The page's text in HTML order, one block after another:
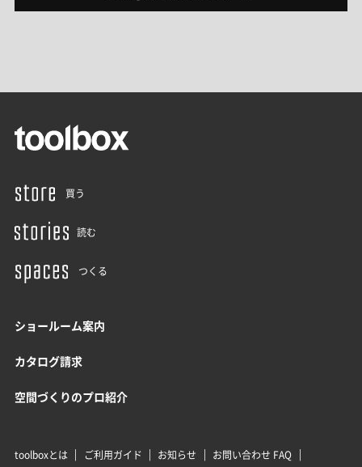
買う
読む
つくる
ショールーム案内
カタログ請求
空間づくりのプロ紹介
toolboxとは ご利用ガイド お知らせ
お問い合わせ FAQ